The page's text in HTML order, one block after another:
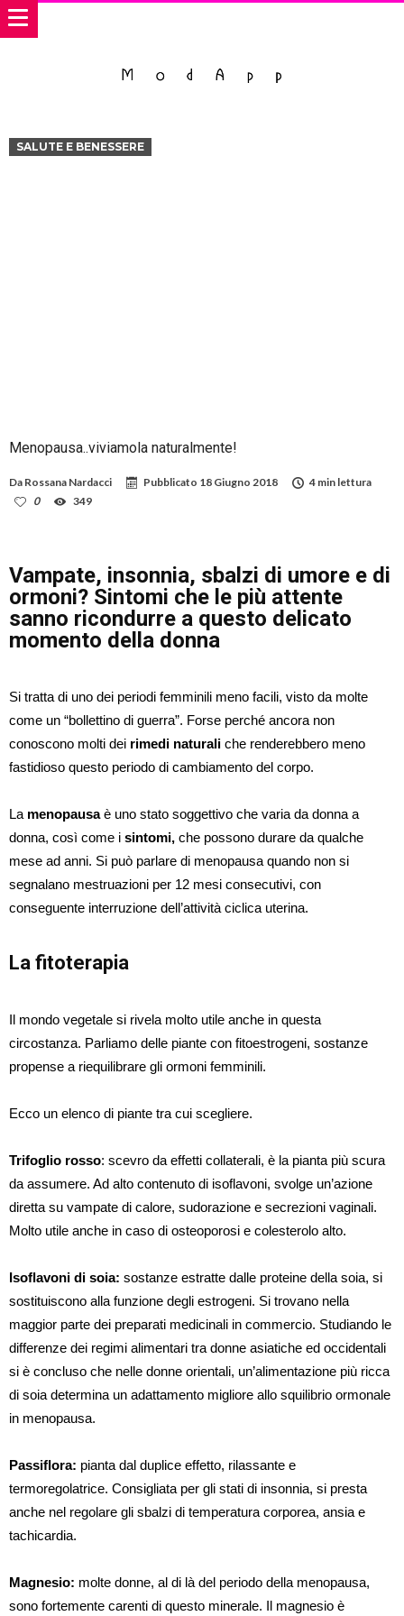
SALUTE E BENESSERE
Menopausa..viviamola naturalmente!
Da Rossana Nardacci Pubblicato 18 Giugno 2018
4 min lettura
0
349
Vampate, insonnia, sbalzi di umore e di
ormoni? Sintomi che le più attente
sanno ricondurre a questo delicato
momento della donna
Si tratta di uno dei periodi femminili meno facili, visto da molte
come un “bollettino di guerra”. Forse perché ancora non
conoscono molti dei rimedi naturali che renderebbero meno
fastidioso questo periodo di cambiamento del corpo.
La menopausaè uno stato soggettivo che varia da donna a
donna, così come i sintomi, che possono durare da qualche
mese ad anni. Si può parlare di menopausa quando non si
segnalano mestruazioni per 12 mesi consecutivi, con
conseguente interruzione dell’attività ciclica uterina.
La fitoterapia
Il mondo vegetale si rivela molto utile anche in questa
circostanza. Parliamo delle piante con fitoestrogeni, sostanze
propense a riequilibrare gli ormoni femminili.
Ecco un elenco di piante tra cui scegliere.
Trifoglio rosso: scevro da effetti collaterali, è la pianta più scura
da assumere. Ad alto contenuto di isoflavoni, svolge un’azione
diretta su vampate di calore, sudorazione e secrezioni vaginali.
Molto utile anche in caso di osteoporosi e colesterolo alto.
Isoflavoni di soia: sostanze estratte dalle proteine della soia, si
sostituiscono alla funzione degli estrogeni. Si trovano nella
maggior parte dei preparati medicinali in commercio. Studiando le
differenze dei regimi alimentari tra donne asiatiche ed occidentali
si è concluso che nelle donne orientali, un’alimentazione più ricca
di soia determina un adattamento migliore allo squilibrio ormonale
in menopausa.
Passiflora: pianta dal duplice effetto, rilassante e
termoregolatrice. Consigliata per gli stati di insonnia, si presta
anche nel regolare gli sbalzi di temperatura corporea, ansia e
tachicardia.
Magnesio: molte donne, al di là del periodo della menopausa,
sono fortemente carenti di questo minerale. Il magnesio è